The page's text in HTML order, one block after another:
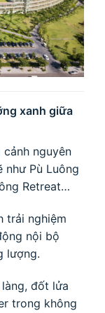
xanh giữa
cảnh nguyên
như Pù Luông
Retreat…
trải nghiệm
nội bộ
lượng.
đốt lửa
trong không